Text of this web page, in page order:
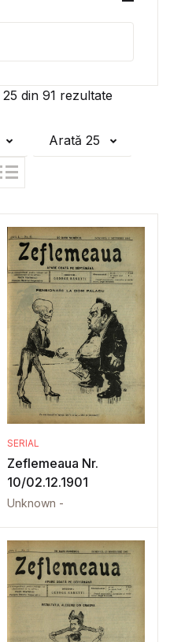
25 din 91 rezultate
Arată 25
SERIAL
Zeflemeaua Nr.
10/02.12.1901
Unknown -